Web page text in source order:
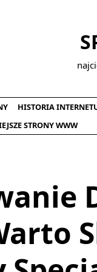
HISTORIA
STRONY WWW